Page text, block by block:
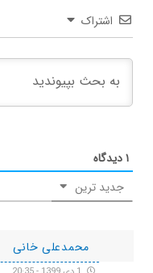
اشتراک
۱دیدگاه
جدید ترین
محمدعلی خانی